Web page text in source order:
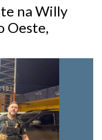
na Willy
Oeste,